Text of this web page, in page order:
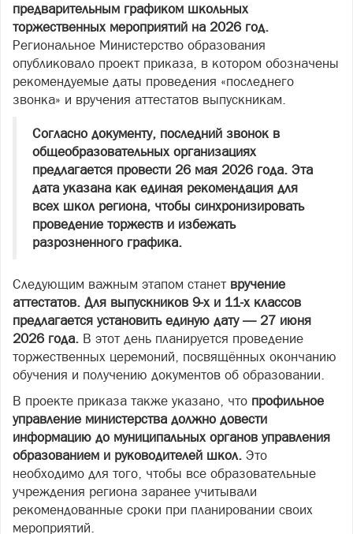
предварительным графиком школьных
торжественных мероприятий на 2026 год.
Региональное Министерство образования
опубликовало проект приказа, в котором обозначены
рекомендуемые даты проведения «последнего
звонка» и вручения аттестатов выпускникам.
Согласно документу, последний звонок в
общеобразовательных организациях
предлагается провести 26 мая 2026 года. Эта
дата указана как единая рекомендация для
всех школ региона, чтобы синхронизировать
проведение торжеств и избежать
разрозненного графика.
Следующим важным этапом станет вручение
аттестатов. Для выпускников 9-х и 11-х классов
предлагается установить единую дату — 27 июня
2026 года. В этот день планируется проведение
торжественных церемоний, посвящённых окончанию
обучения и получению документов об образовании.
В проекте приказа также указано, что профильное
управление министерства должно довести
информацию до муниципальных органов управления
образованием и руководителей школ. Это
необходимо для того, чтобы все образовательные
учреждения региона заранее учитывали
рекомендованные сроки при планировании своих
мероприятий.